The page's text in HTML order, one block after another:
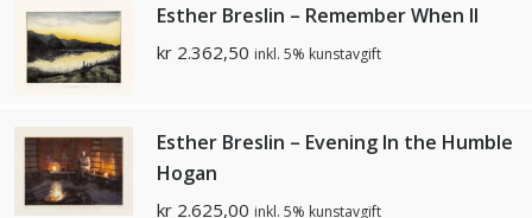
Esther Breslin – Remember When ll
kr 2.362,50 inkl. 5% kunstavgift
Esther Breslin – Evening In the Humble
Hogan
kr 2.625,00 inkl. 5% kunstavgift